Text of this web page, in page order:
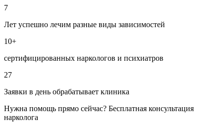
7
Лет успешно лечим разные виды зависимостей
10+
сертифицированных наркологов и психиатров
27
Заявки в день обрабатывает клиника
Нужна помощь прямо сейчас? Бесплатная консультация
нарколога